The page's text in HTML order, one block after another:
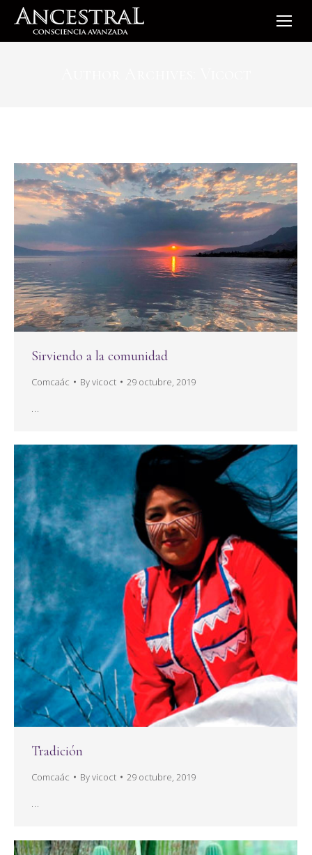
Sirviendo a la comunidad
Comcaác Byvicoct 29 octubre, 2019
…
Tradición
Comcaác Byvicoct 29 octubre, 2019
…